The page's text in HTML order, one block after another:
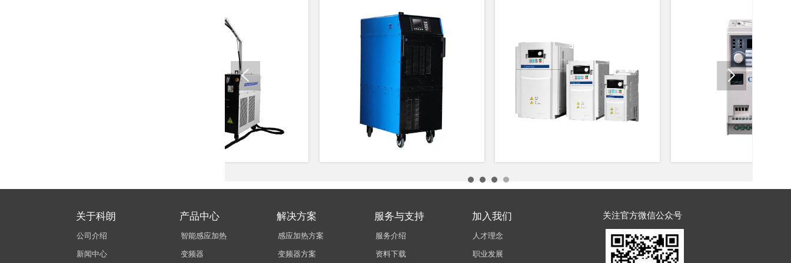
 
关于科朗
公司介绍
新闻中心
产品中心
智能感应加热
变频器
解决方案
感应加热方案
变频器方案
服务与支持
服务介绍
资料下载
加入我们
人才理念
职业发展
关注官方微信公众号